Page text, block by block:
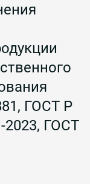
ГОСТ Р
2023, ГОСТ